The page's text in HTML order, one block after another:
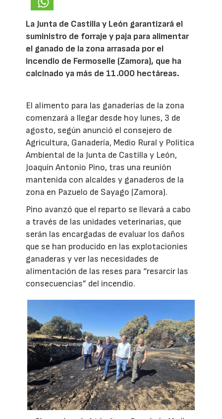
La Junta de Castilla y León garantizará el
suministro de forraje y paja para alimentar
el ganado de la zona arrasada por el
incendio de Fermoselle (Zamora), que ha
calcinado ya más de 11.000 hectáreas.
El alimento para las ganaderías de la zona
comenzará a llegar desde hoy lunes, 3 de
agosto, según anunció el consejero de
Agricultura, Ganadería, Medio Rural y Política
Ambiental de la Junta de Castilla y León,
Joaquín Antonio Pino, tras una reunión
mantenida con alcaldes y ganaderos de la
zona en Pazuelo de Sayago (Zamora).
Pino avanzó que el reparto se llevará a cabo
a través de las unidades veterinarias, que
serán las encargadas de evaluar los daños
que se han producido en las explotacionies
ganaderas y ver las necesidades de
alimentación de las reses para “resarcir las
consecuencias” del incendio.